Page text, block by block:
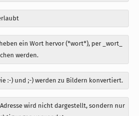
ein Wort hervor (*wort*), per _wort_
werden.
:-) und ;-) werden zu Bildern konvertiert.
wird nicht dargestellt, sondern nur